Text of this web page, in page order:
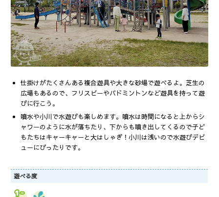
仕掛けがたくさんある複合遊具や大きな砂場で遊べるよ。芝生の
広場もあるので、フリスビーやバドミントンなど遊具を持って遊
びに行こう。
噴水や小川で水遊びも楽しめます。噴水は時間になると上からシ
ャワーのように水が落ちたり、下からも噴き出してくるので子ど
もたちはキャーキャーと大はしゃぎ！小川は浅いので水遊びデビ
ューにぴったりです。
遊べる度